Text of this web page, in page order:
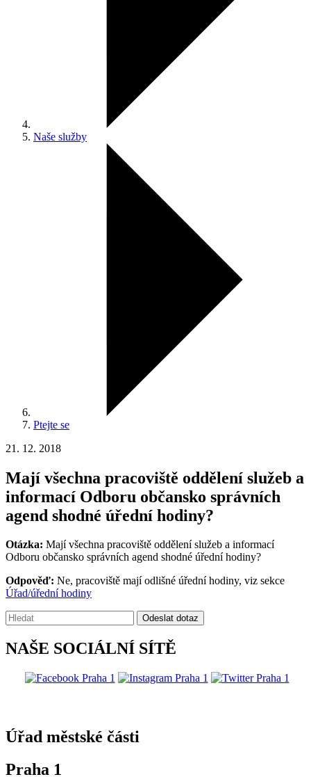
Naše služby
Ptejte se
21. 12. 2018
Mají všechna pracoviště oddělení služeb a
informací Odboru občansko správních
agend shodné úřední hodiny?
Otázka: Mají všechna pracoviště oddělení služeb a informací
Odboru občansko správních agend shodné úřední hodiny?
Odpověď: Ne, pracoviště mají odlišné úřední hodiny, viz sekce
Úřad/úřední hodiny
Vyhledávání:
Odeslat dotaz
NAŠE SOCIÁLNÍ SÍTĚ
Úřad městské části
Praha 1